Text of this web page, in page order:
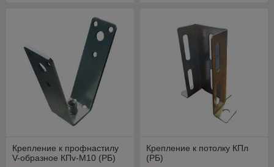
Крепление к профнастилу
V-образное КПv-M10 (РБ)
Крепление к потолку КПл
(РБ)